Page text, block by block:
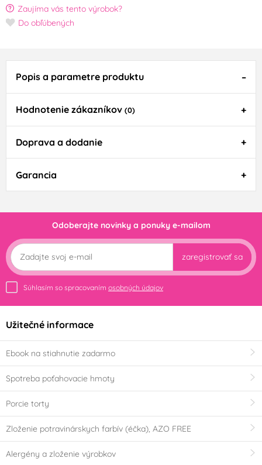
Zaujíma vás tento výrobok?
Do obľúbených
Popis a parametre produktu
Hodnotenie zákazníkov (0)
Doprava a dodanie
Garancia
Odoberajte novinky a ponuky e-mailom
zaregistrovať sa
Súhlasím so spracovaním osobných údajov
Užitečné informace
Ebook na stiahnutie zadarmo
Spotreba poťahovacie hmoty
Porcie torty
Zloženie potravinárskych farbív (éčka), AZO FREE
Alergény a zloženie výrobkov